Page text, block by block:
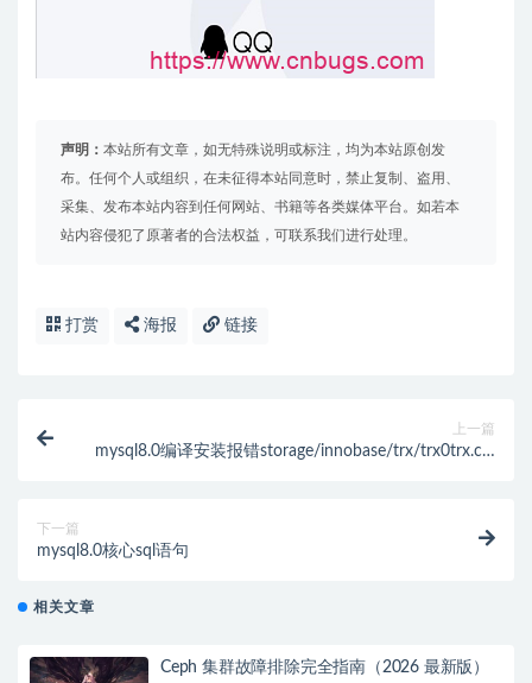
声明： 本站所有文章，如无特殊说明或标注，均为本站原创发
布。任何个人或组织，在未征得本站同意时，禁止复制、盗用、
采集、发布本站内容到任何网站、书籍等各类媒体平台。如若本
站内容侵犯了原著者的合法权益，可联系我们进行处理。
打赏 海报 链接
上一篇
mysql8.0编译安装报错storage/innobase/trx/trx0trx.cc:
下一篇
mysql8.0核心sql语句
相关文章
Ceph 集群故障排除完全指南（2026 最新版）